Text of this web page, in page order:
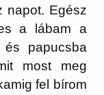
napot. Egész
a lábam a
és papucsba
most meg
fel bírom